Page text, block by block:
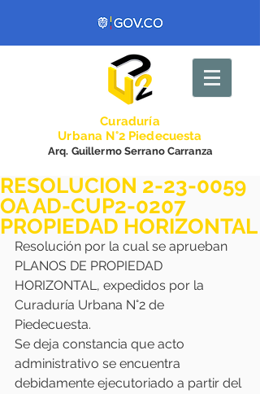
Curaduría
Urbana N°2 Piedecuesta
Arq. Guillermo Serrano Carranza
RESOLUCION 2-23-0059
OA AD-CUP2-0207
PROPIEDAD HORIZONTAL
Resolución por la cual se aprueban
PLANOS DE PROPIEDAD
HORIZONTAL, expedidos por la
Curaduría Urbana N°2 de
Piedecuesta.
Se deja constancia que acto
administrativo se encuentra
debidamente ejecutoriado a partir del